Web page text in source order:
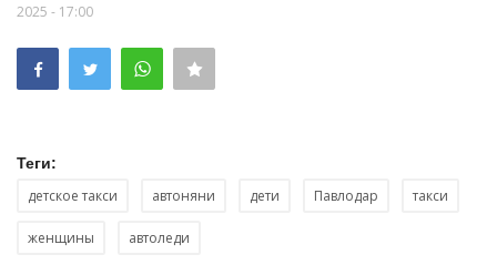
2025 - 17:00
Теги:
детское такси автоняни дети Павлодар такси
женщины автоледи